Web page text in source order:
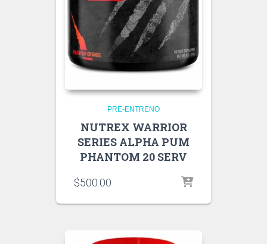
PRE-ENTRENO
NUTREX WARRIOR
SERIES ALPHA PUM
PHANTOM 20 SERV
$500.00